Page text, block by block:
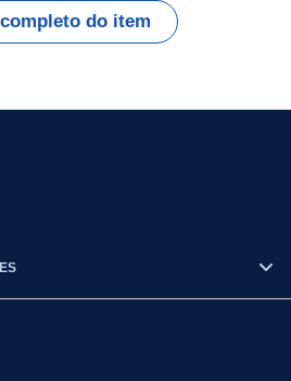
do item